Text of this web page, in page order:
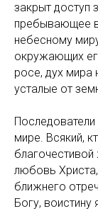
закрыт доступ
пребывающее
небесному
окружающих
росе, дух мира
усталые от
мире. Всякий,
любовь
ближнего
Богу,